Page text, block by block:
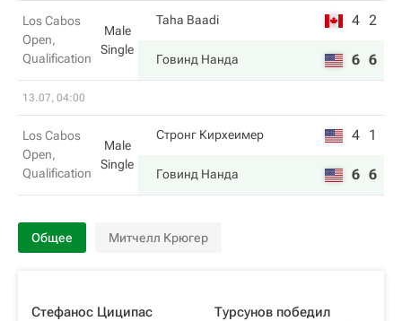
Los Cabos
Open,
Qualification
Male
Single
Taha Baadi 4 2
Говинд Нанда 6 6
13.07, 04:00
Los Cabos
Open,
Qualification
Male
Single
Стронг Кирхеимер 4 1
Говинд Нанда 6 6
Общее Митчелл Крюгер
Стефанос Циципас
Турсунов победил